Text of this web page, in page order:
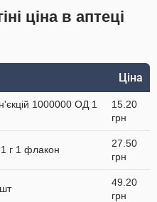
ціна в аптеці
Ціна
1000000 ОД 1
15.20
грн
1 г 1 флакон
27.50
грн
49.20
грн